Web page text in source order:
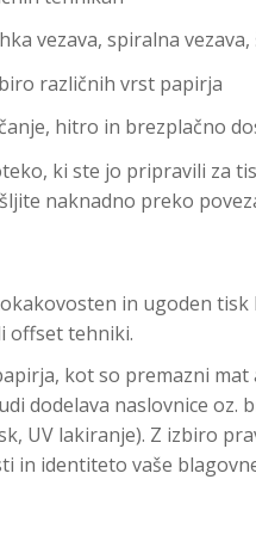
vezava, spiralna vezava,
različnih vrst papirja
hitro in brezplačno
ki ste jo pripravili za
naknadno preko
in ugoden
offset tehniki.
kot so premazni
dodelava naslovnice oz.
UV lakiranje). Z izbiro
in identiteto vaše